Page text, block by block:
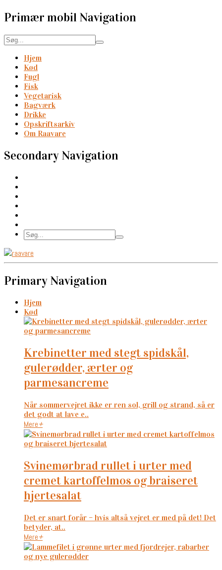
Primær mobil Navigation
Hjem
Kød
Fugl
Fisk
Vegetarisk
Bagværk
Drikke
Opskriftsarkiv
Om Raavare
Secondary Navigation
Primary Navigation
Hjem
Kød
krebinetter med stegt spidskål,
gulerødder, ærter og
parmesancreme
Når sommervejret ikke er ren sol, grill og strand, så er
det godt at lave e..
Mere+
svinemørbrad rullet i urter med
cremet kartoffelmos og braiseret
hjertesalat
Det er snart forår – hvis altså vejret er med på det! Det
betyder, at..
Mere+